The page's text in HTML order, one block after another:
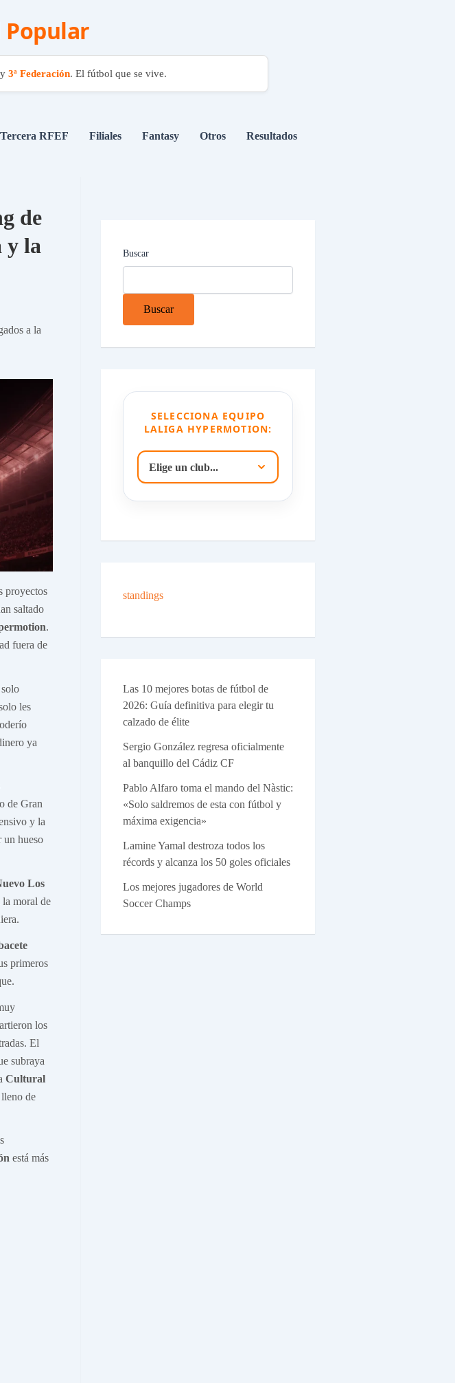
3ª Federación. El fútbol que se vive.
Tercera RFEF Filiales Fantasy Otros Resultados
de
y la
a la
proyectos
saltado
.
fuera de
les
ya
de Gran
y la
un hueso
Los
la moral de
primeros
los
El
subraya
Cultural
de
está más
Buscar
Buscar
SELECCIONA EQUIPO
LALIGA HYPERMOTION:
standings
Las 10 mejores botas de fútbol de
2026: Guía definitiva para elegir tu
calzado de élite
Sergio González regresa oficialmente
al banquillo del Cádiz CF
Pablo Alfaro toma el mando del Nàstic:
«Solo saldremos de esta con fútbol y
máxima exigencia»
Lamine Yamal destroza todos los
récords y alcanza los 50 goles oficiales
Los mejores jugadores de World
Soccer Champs